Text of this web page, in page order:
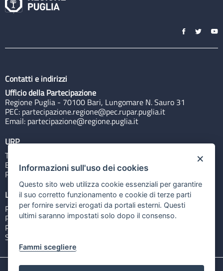
Contatti e indirizzi
Ufficio della Partecipazione
Regione Puglia - 70100 Bari, Lungomare N. Sauro 31
PEC: partecipazione.regione@pec.rupar.puglia.it
Email: partecipazione@regione.puglia.it
URP
Tel: 800713939
Email:quiregione@regione.puglia.it
Rubrica
Link utili
Portale Istituzionale
PO FESR Puglia 2014-2020
PSR Puglia 2014-2020
Sistema Puglia
×
Informazioni sull'uso dei cookies
Questo sito web utilizza cookie essenziali per garantire
il suo corretto funzionamento e cookie di terze parti
per fornire servizi erogati da portali esterni. Questi
ultimi saranno impostati solo dopo il consenso.
Fammi scegliere